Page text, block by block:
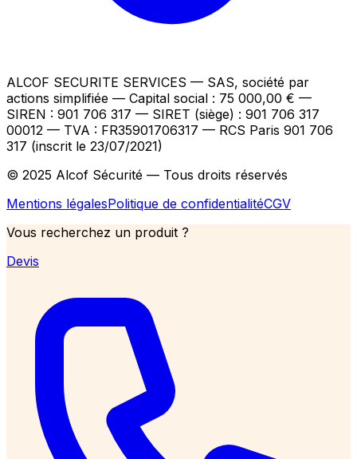
ALCOF SECURITE SERVICES — SAS, société par
actions simplifiée — Capital social : 75 000,00 € —
SIREN : 901 706 317 — SIRET (siège) : 901 706 317
00012 — TVA : FR35901706317 — RCS Paris 901 706
317 (inscrit le 23/07/2021)
© 2025 Alcof Sécurité — Tous droits réservés
Mentions légalesPolitique de confidentialitéCGV
Vous recherchez un produit ?
Devis